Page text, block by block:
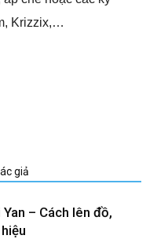
Krizzix,…
giả
– Cách lên đồ,